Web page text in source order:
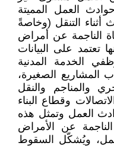
عن حوادث العمل المميتة
أثناء التنقل (وخاصةً
الناجمة عن أمراض
تعتمد على البيانات
الخدمة المدنية
المشاريع الصغيرة،
والمناجم والنقل
وقطاع البناء
العمل وتمثل هذه
عن الأمراض
ويُشكّل السقوط